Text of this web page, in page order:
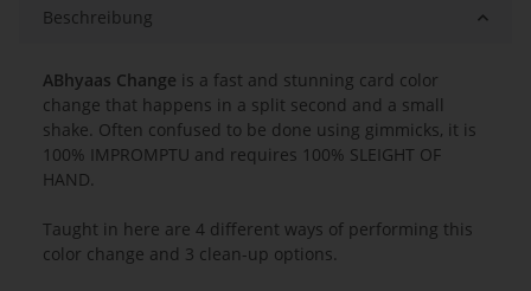
Beschreibung
ABhyaas Change is a fast and stunning card color
change that happens in a split second and a small
shake. Often confused to be done using gimmicks, it is
100% IMPROMPTU and requires 100% SLEIGHT OF
HAND.
Taught in here are 4 different ways of performing this
color change and 3 clean-up options.